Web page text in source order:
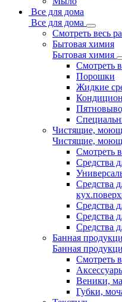
Все для дома
Все для дома
Смотреть весь
Бытовая химия
Бытовая химия
Смотреть
Порошки
Жидкие
Чистящие,
Чистящие,
Смотреть
Средства
Средства
Средства
Средства
Средства
Банная
Банная
Смотреть
Веники,
Губки,